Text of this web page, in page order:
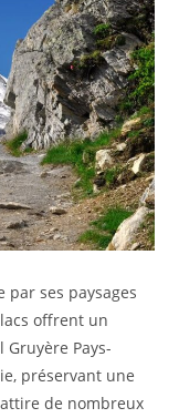
par ses paysages
offrent un
Pays-
préservant une
de nombreux